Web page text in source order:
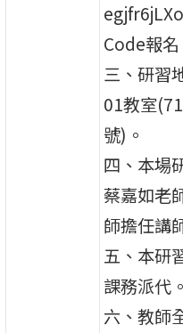
Code報名
三、研習
01教室
號)。
四、本場
蔡嘉如老
師擔任講
五、本研
課務派代。
六、教師